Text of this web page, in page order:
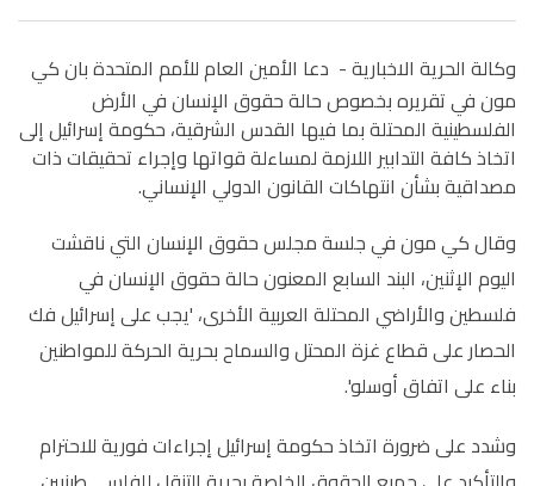
وكالة الحرية الاخبارية - دعا الأمين العام للأمم المتحدة بان كي
مون في تقريره بخصوص حالة حقوق الإنسان في الأرض
الفلسطينية المحتلة بما فيها القدس الشرقية، حكومة إسرائيل إلى
اتخاذ كافة التدابير اللازمة لمساءلة قواتها وإجراء تحقيقات ذات
مصداقية بشأن انتهاكات القانون الدولي الإنساني.
وقال كي مون في جلسة مجلس حقوق الإنسان التي ناقشت
اليوم الإثنين، البند السابع المعنون حالة حقوق الإنسان في
فلسطين والأراضي المحتلة العربية الأخرى، 'يجب على إسرائيل فك
الحصار على قطاع غزة المحتل والسماح بحرية الحركة للمواطنين
بناء على اتفاق أوسلو'.
وشدد على ضرورة اتخاذ حكومة إسرائيل إجراءات فورية للاحترام